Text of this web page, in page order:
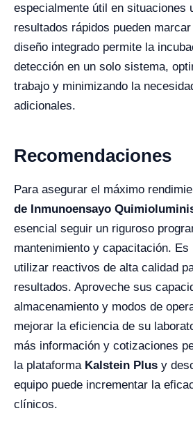
especialmente útil en situaciones
resultados rápidos pueden
diseño integrado permite la
detección en un solo sistema,
trabajo y minimizando la
adicionales.
Recomendaciones
Para asegurar el máximo
de Inmunoensayo
esencial seguir un riguroso
mantenimiento y capacitación. Es
utilizar reactivos de alta calidad
resultados. Aproveche sus
almacenamiento y modos de
mejorar la eficiencia de su
más información y cotizaciones
la plataforma Kalstein Plus y
equipo puede incrementar la
clínicos.